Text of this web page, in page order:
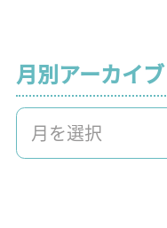
月別アーカイブ